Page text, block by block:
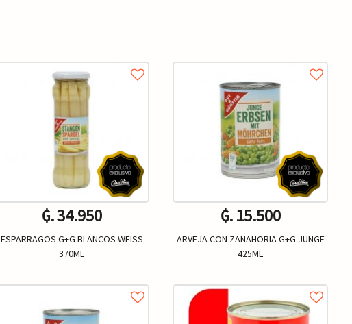
₲. 34.950
ESPARRAGOS G+G BLANCOS WEISS
370ML
₲. 15.500
ARVEJA CON ZANAHORIA G+G JUNGE
425ML